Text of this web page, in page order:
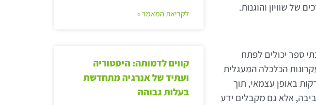
של שוויון והוגנות.
ספר יכולים לפתח
הכלכלה המעגלית
באופן עצמאי, תוך
אלא גם מקבלים ידע
לקריאת המאמר »
קווים לדמותה: היסטוריה
ועתיד של אנרגיה מתחדשת
בעלות גבוהה